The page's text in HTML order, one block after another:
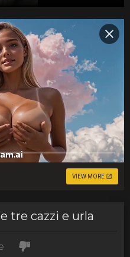
VIEW MORE
tre cazzi e urla